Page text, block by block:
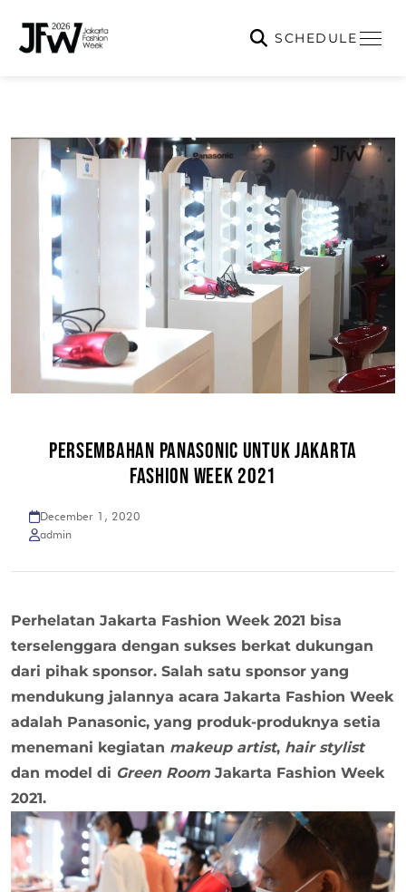
SCHEDULE
PERSEMBAHAN PANASONIC UNTUK JAKARTA
FASHION WEEK 2021
December 1, 2020
admin
Perhelatan Jakarta Fashion Week 2021 bisa
terselenggara dengan sukses berkat dukungan
dari pihak sponsor. Salah satu sponsor yang
mendukung jalannya acara Jakarta Fashion Week
adalah Panasonic, yang produk-produknya setia
menemani kegiatan makeup artist, hair stylist
dan model di Green Room Jakarta Fashion Week
2021.